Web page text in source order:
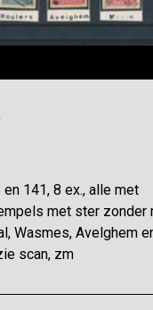
en 141, 8 ex., alle met
met ster zonder
Wasmes, Avelghem
scan, zm